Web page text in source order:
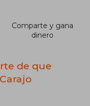
Comparte y gana
dinero
de que